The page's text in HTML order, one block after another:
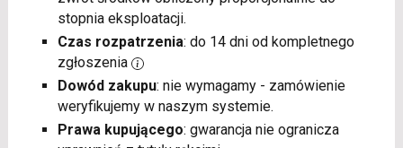
stopnia eksploatacji.
Czas rozpatrzenia: do 14 dni od kompletnego
zgłoszenia
Dowód zakupu: nie wymagamy - zamówienie
weryfikujemy w naszym systemie.
Prawa kupującego: gwarancja nie ogranicza